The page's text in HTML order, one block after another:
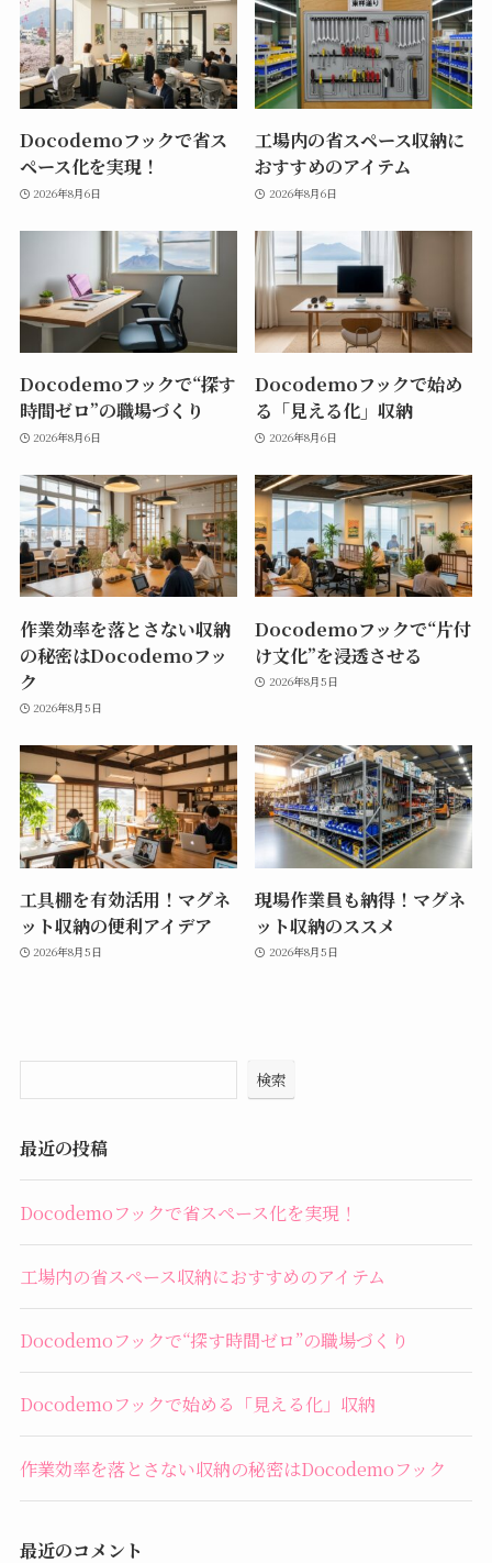
Docodemoフックで省ス
ペース化を実現！
2026年8月6日
工場内の省スペース収納に
おすすめのアイテム
2026年8月6日
Docodemoフックで“探す
時間ゼロ”の職場づくり
2026年8月6日
Docodemoフックで始め
る「見える化」収納
2026年8月6日
作業効率を落とさない収納
の秘密はDocodemoフッ
ク
2026年8月5日
Docodemoフックで“片付
け文化”を浸透させる
2026年8月5日
工具棚を有効活用！マグネ
ット収納の便利アイデア
2026年8月5日
現場作業員も納得！マグネ
ット収納のススメ
2026年8月5日
検索
最近の投稿
Docodemoフックで省スペース化を実現！
工場内の省スペース収納におすすめのアイテム
Docodemoフックで“探す時間ゼロ”の職場づくり
Docodemoフックで始める「見える化」収納
作業効率を落とさない収納の秘密はDocodemoフック
最近のコメント